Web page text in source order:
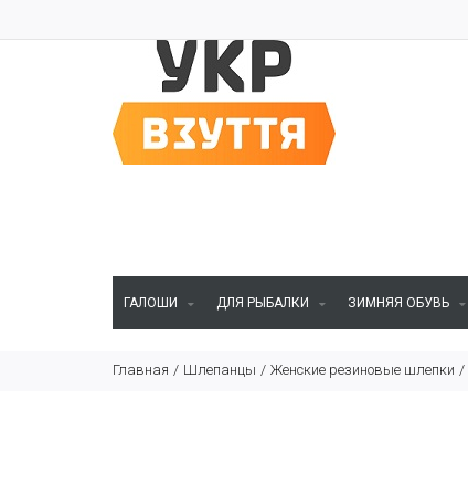
ГАЛОШИ ДЛЯ РЫБАЛКИ ЗИМНЯЯ ОБУВЬ
Главная Шлепанцы Женские резиновые шлепки